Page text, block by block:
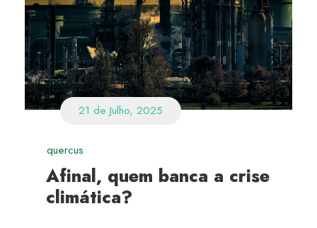
21 de Julho, 2025
quercus
Afinal, quem banca a crise
climática?